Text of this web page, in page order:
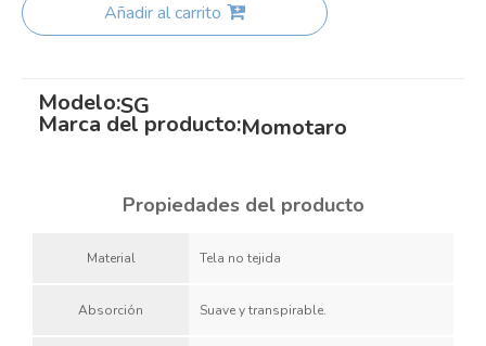
Añadir al carrito
Modelo:SG
Marca del producto:Momotaro
Propiedades del producto
Material Tela no tejida
Absorción Suave y transpirable.